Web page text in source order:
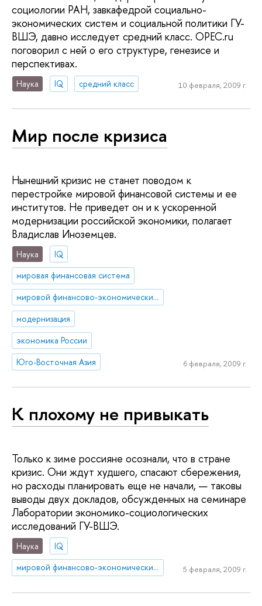
социологии РАН, завкафедрой социально-
экономических систем и социальной политики ГУ-
ВШЭ, давно исследует средний класс. OPEC.ru
поговорил с ней о его структуре, генезисе и
перспективах.
Наука IQ средний класс 10 февраля, 2009 г.
Мир после кризиса
Нынешний кризис не станет поводом к
перестройке мировой финансовой системы и ее
институтов. Не приведет он и к ускоренной
модернизации российской экономики, полагает
Владислав Иноземцев.
Наука
IQ
мировая финансовая система
мировой финансово-экономический кризис
модернизация
экономика России
Юго-Восточная Азия
6 февраля, 2009 г.
К плохому не привыкать
Только к зиме россияне осознали, что в стране
кризис. Они ждут худшего, спасают сбережения,
но расходы планировать еще не начали, — таковы
выводы двух докладов, обсужденных на семинаре
Лаборатории экономико-социологических
исследований ГУ-ВШЭ.
Наука
IQ
мировой финансово-экономический кризис
5 февраля, 2009 г.